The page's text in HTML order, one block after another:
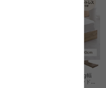
【セミシングルショート】Yuseong幅
100cm幅広すのこローベッド ヘッドボ